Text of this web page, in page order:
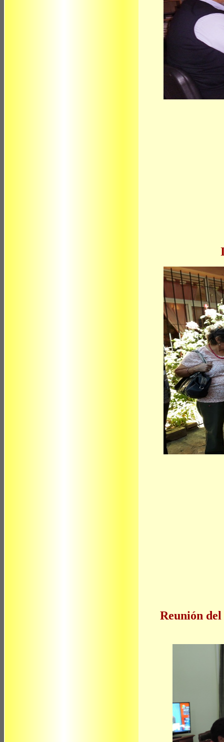
Reunión